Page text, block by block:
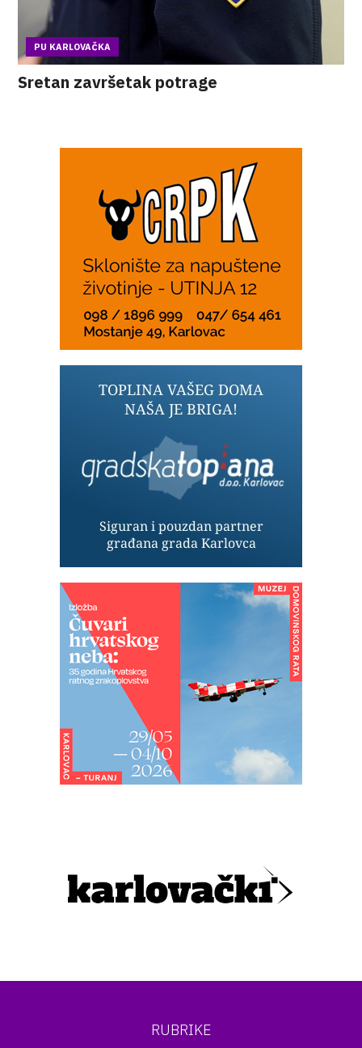
PU KARLOVAČKA
Sretan završetak potrage
RUBRIKE